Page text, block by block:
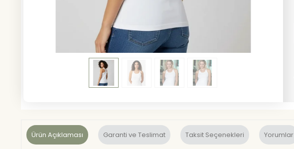
Ürün Açıklaması Garanti ve Teslimat Taksit Seçenekleri Yorumlar